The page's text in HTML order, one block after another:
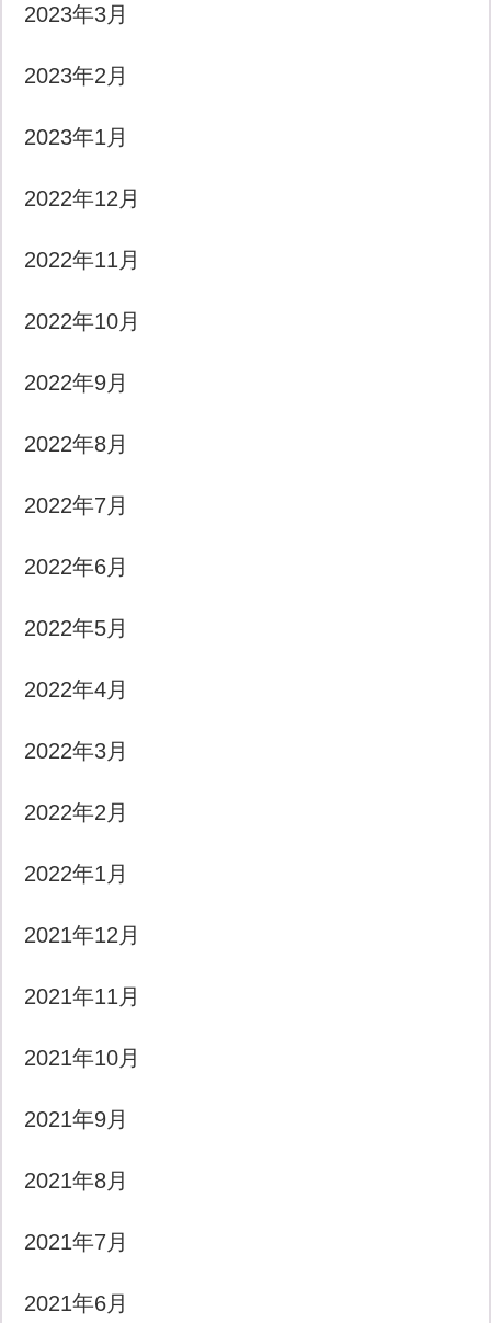
2023年3月
2023年2月
2023年1月
2022年12月
2022年11月
2022年10月
2022年9月
2022年8月
2022年7月
2022年6月
2022年5月
2022年4月
2022年3月
2022年2月
2022年1月
2021年12月
2021年11月
2021年10月
2021年9月
2021年8月
2021年7月
2021年6月